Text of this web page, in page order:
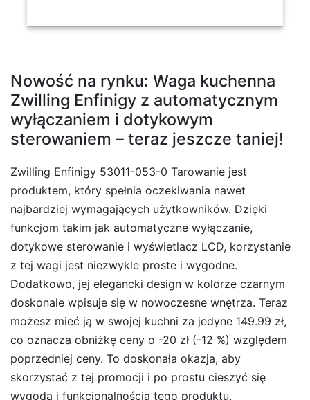
Nowość na rynku: Waga kuchenna
Zwilling Enfinigy z automatycznym
wyłączaniem i dotykowym
sterowaniem – teraz jeszcze taniej!
Zwilling Enfinigy 53011-053-0 Tarowanie jest
produktem, który spełnia oczekiwania nawet
najbardziej wymagających użytkowników. Dzięki
funkcjom takim jak automatyczne wyłączanie,
dotykowe sterowanie i wyświetlacz LCD, korzystanie
z tej wagi jest niezwykle proste i wygodne.
Dodatkowo, jej elegancki design w kolorze czarnym
doskonale wpisuje się w nowoczesne wnętrza. Teraz
możesz mieć ją w swojej kuchni za jedyne 149.99 zł,
co oznacza obniżkę ceny o -20 zł (-12 %) względem
poprzedniej ceny. To doskonała okazja, aby
skorzystać z tej promocji i po prostu cieszyć się
wygodą i funkcjonalnością tego produktu.